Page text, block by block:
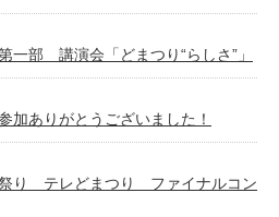
一部 講演会「どまつり“らしさ”」
ありがとうございました！
り テレどまつり ファイナルコン